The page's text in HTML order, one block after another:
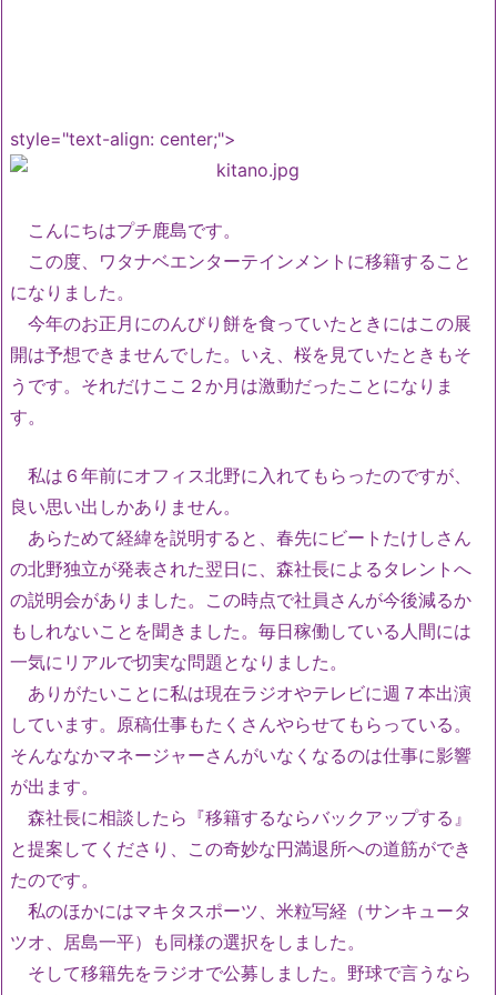
style="text-align: center;">
こんにちはプチ鹿島です。
この度、ワタナベエンターテインメントに移籍すること
になりました。
今年のお正月にのんびり餅を食っていたときにはこの展
開は予想できませんでした。いえ、桜を見ていたときもそ
うです。それだけここ２か月は激動だったことになりま
す。
私は６年前にオフィス北野に入れてもらったのですが、
良い思い出しかありません。
あらためて経緯を説明すると、春先にビートたけしさん
の北野独立が発表された翌日に、森社長によるタレントへ
の説明会がありました。この時点で社員さんが今後減るか
もしれないことを聞きました。毎日稼働している人間には
一気にリアルで切実な問題となりました。
ありがたいことに私は現在ラジオやテレビに週７本出演
しています。原稿仕事もたくさんやらせてもらっている。
そんななかマネージャーさんがいなくなるのは仕事に影響
が出ます。
森社長に相談したら『移籍するならバックアップする』
と提案してくださり、この奇妙な円満退所への道筋ができ
たのです。
私のほかにはマキタスポーツ、米粒写経（サンキュータ
ツオ、居島一平）も同様の選択をしました。
そして移籍先をラジオで公募しました。野球で言うなら